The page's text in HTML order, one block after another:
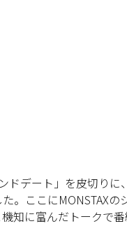
ドデート」を皮切り
。ここにMONSTAX
知に富んだトークで